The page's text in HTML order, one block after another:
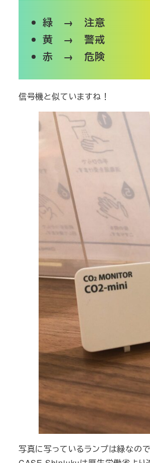
緑 → 注意
黄 → 警戒
赤 → 危険
信号機と似ていますね！
写真に写っているランプは緑なの